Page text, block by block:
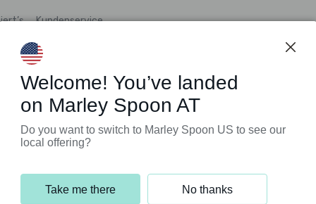
Kundenservice
Welcome! You’ve landed
on Marley Spoon AT
Do you want to switch to Marley Spoon US to see our
local offering?
Take me there No thanks